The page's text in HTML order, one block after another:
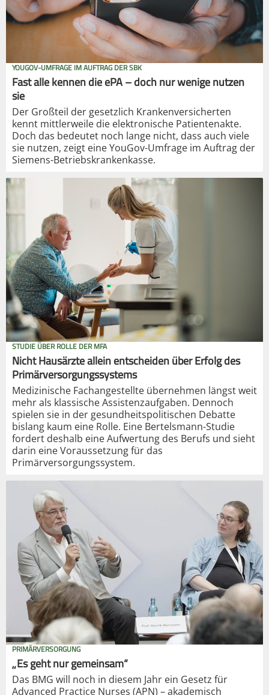
YOUGOV-UMFRAGE IM AUFTRAG DER SBK
Fast alle kennen die ePA – doch nur wenige nutzen
sie
Der Großteil der gesetzlich Krankenversicherten
kennt mittlerweile die elektronische Patientenakte.
Doch das bedeutet noch lange nicht, dass auch viele
sie nutzen, zeigt eine YouGov-Umfrage im Auftrag der
Siemens-Betriebskrankenkasse.
STUDIE ÜBER ROLLE DER MFA
Nicht Hausärzte allein entscheiden über Erfolg des
Primärversorgungssystems
Medizinische Fachangestellte übernehmen längst weit
mehr als klassische Assistenzaufgaben. Dennoch
spielen sie in der gesundheitspolitischen Debatte
bislang kaum eine Rolle. Eine Bertelsmann-Studie
fordert deshalb eine Aufwertung des Berufs und sieht
darin eine Voraussetzung für das
Primärversorgungssystem.
PRIMÄRVERSORGUNG
„Es geht nur gemeinsam“
Das BMG will noch in diesem Jahr ein Gesetz für
Advanced Practice Nurses (APN) – akademisch